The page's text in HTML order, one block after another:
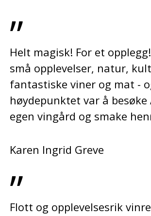
”
Helt magisk! For et
små opplevelser, natur,
fantastiske viner og mat -
høydepunktet var å besøke
egen vingård og smake
Karen Ingrid Greve
”
Flott og opplevelsesrik